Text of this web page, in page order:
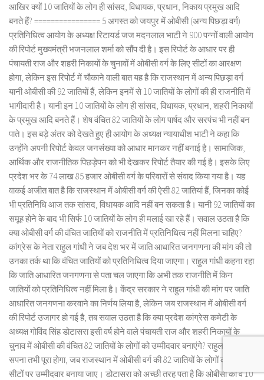
आखिर क्यों 10 जातियों के लोग ही सांसद, विधायक, प्रधान, निकाय प्रमुख आदि
बनते हैं? ================ 5 अगस्त को जयपुर में ओबीसी (अन्य पिछड़ा वर्ग)
प्रतिनिधित्व आयोग के अध्यक्ष रिटायर्ड जज मदनलाल भाटी ने 900 पन्नों वाली आयोग
की रिपोर्ट मुख्यमंत्री भजनलाल शर्मा को सौंप दी है। इस रिपोर्ट के आधार पर ही
पंचायती राज और शहरी निकायों के चुनावों में ओबीसी वर्ग के लिए सीटों का आरक्षण
होगा, लेकिन इस रिपोर्ट में चौकाने वाली बात यह है कि राजस्थान में अन्य पिछड़ा वर्ग
यानी ओबीसी की 92 जातियों हैं, लेकिन इनमें से 10 जातियों के लोगों की ही राजनीति में
भागीदारी है। यानी इन 10 जातियों के लोग ही सांसद, विधायक, प्रधान, शहरी निकायों
के प्रमुख आदि बनते हैं। शेष वंचित 82 जातियों के लोग पार्षद और सरपंच भी नहीं बन
पाते। इस बड़े अंतर को देखते हुए ही आयोग के अध्यक्ष न्यायाधीश भाटी ने कहा कि
उन्होंने अपनी रिपोर्ट केवल जनसंख्या को आधार मानकर नहीं बनाई है। सामाजिक,
आर्थिक और राजनीतिक पिछड़ेपन को भी देखकर रिपोर्ट तैयार की गई है। इसके लिए
प्रदेश भर के 74 लाख 85 हजार ओबीसी वर्ग के परिवारों से संवाद किया गया है। यह
वाकई अजीत बात है कि राजस्थान में ओबीसी वर्ग की ऐसी 82 जातियां हैं, जिनका कोई
भी प्रतिनिधि आज तक सांसद, विधायक आदि नहीं बन सकता है। यानी 92 जातियों का
समूह होने के बाद भी सिर्फ 10 जातियों के लोग ही मलाई खा रहे हैं। सवाल उठता है कि
क्या ओबीसी वर्ग की वंचित जातियों को राजनीति में प्रतिनिधित्व नहीं मिलना चाहिए?
कांग्रेस के नेता राहुल गांधी ने जब देश भर में जाति आधारित जनगणना की मांग की तो
उनका तर्क था कि वंचित जातियों को प्रतिनिधित्व दिया जाएगा। राहुल गांधी कहना रहा
कि जाति आधारित जनगणना से पता चल जाएगा कि अभी तक राजनीति में किन
जातियों को प्रतिनिधित्व नहीं मिला है। केंद्र सरकार ने राहुल गांधी की मांग पर जाति
आधारित जनगणना करवाने का निर्णय लिया है, लेकिन जब राजस्थान में ओबीसी वर्ग
की रिपोर्ट उजागर हो गई है, तब सवाल उठता है कि क्या प्रदेश कांग्रेस कमेटी के
अध्यक्ष गोविंद सिंह डोटासरा इसी वर्ष होने वाले पंचायती राज और शहरी निकायों के
चुनाव में ओबीसी की वंचित 82 जातियों के लोगों को उम्मीदवार बनाएंगे? राहुल गांधी का
सपना तभी पूरा होगा, जब राजस्थान में ओबीसी वर्ग की 82 जातियों के लोगों को आरक्षित
सीटों पर उम्मीदवार बनाया जाए। डोटासरा को अच्छी तरह पता है कि ओबीसी की वे 10